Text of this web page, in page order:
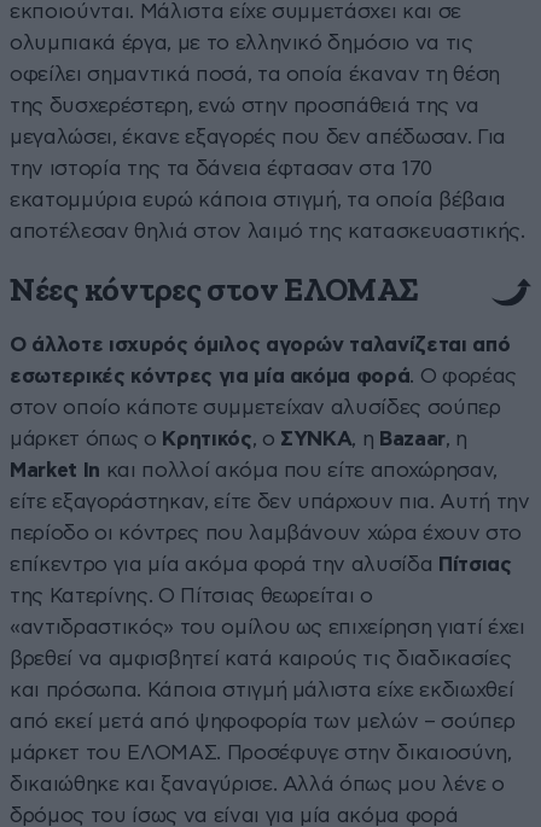
εκποιούνται. Μάλιστα είχε συμμετάσχει και σε
ολυμπιακά έργα, με το ελληνικό δημόσιο να τις
οφείλει σημαντικά ποσά, τα οποία έκαναν τη θέση
της δυσχερέστερη, ενώ στην προσπάθειά της να
μεγαλώσει, έκανε εξαγορές που δεν απέδωσαν. Για
την ιστορία της τα δάνεια έφτασαν στα 170
εκατομμύρια ευρώ κάποια στιγμή, τα οποία βέβαια
αποτέλεσαν θηλιά στον λαιμό της κατασκευαστικής.
Νέες κόντρες στον ΕΛΟΜΑΣ
Ο άλλοτε ισχυρός όμιλος αγορών ταλανίζεται από
εσωτερικές κόντρες για μία ακόμα φορά. Ο φορέας
στον οποίο κάποτε συμμετείχαν αλυσίδες σούπερ
μάρκετ όπως ο Κρητικός, ο ΣΥΝΚΑ, η Bazaar, η
Market In και πολλοί ακόμα που είτε αποχώρησαν,
είτε εξαγοράστηκαν, είτε δεν υπάρχουν πια. Αυτή την
περίοδο οι κόντρες που λαμβάνουν χώρα έχουν στο
επίκεντρο για μία ακόμα φορά την αλυσίδα Πίτσιας
της Κατερίνης. Ο Πίτσιας θεωρείται ο
«αντιδραστικός» του ομίλου ως επιχείρηση γιατί έχει
βρεθεί να αμφισβητεί κατά καιρούς τις διαδικασίες
και πρόσωπα. Κάποια στιγμή μάλιστα είχε εκδιωχθεί
από εκεί μετά από ψηφοφορία των μελών – σούπερ
μάρκετ του ΕΛΟΜΑΣ. Προσέφυγε στην δικαιοσύνη,
δικαιώθηκε και ξαναγύρισε. Αλλά όπως μου λένε ο
δρόμος του ίσως να είναι για μία ακόμα φορά